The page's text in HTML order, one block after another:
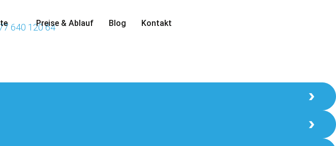
Preise & Ablauf Blog Kontakt
640 120 64